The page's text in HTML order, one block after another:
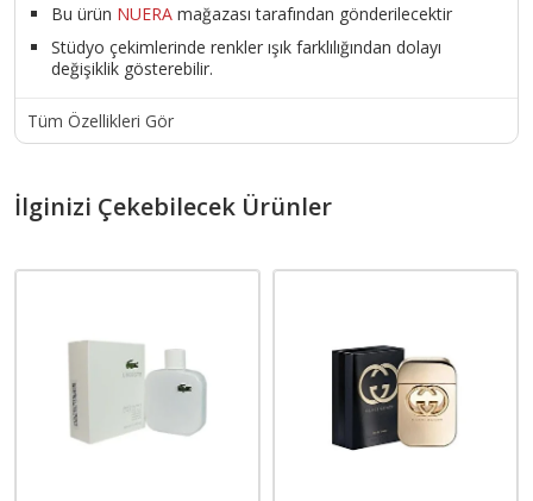
Bu ürün NUERA mağazası tarafından gönderilecektir
Stüdyo çekimlerinde renkler ışık farklılığından dolayı
değişiklik gösterebilir.
Tüm Özellikleri Gör
İlginizi Çekebilecek Ürünler